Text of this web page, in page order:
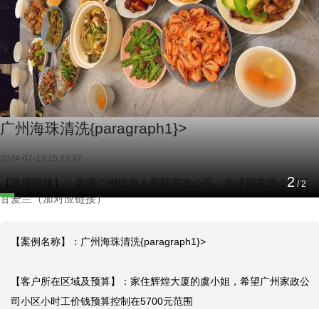
2 /2
广州海珠清洗{paragraph1}>
2024-07-13 15:23:37
【选择阿姨】：选择广州找老人照顾家政公司，丰泽园家政小时工
甘爱兰（加对应链接）
【案例名称】：广州海珠清洗{paragraph1}>
【客户所在区域及预算】：家住辉煌大厦的虞小姐，希望广州家政公
司小区小时工价钱预算控制在5700元范围